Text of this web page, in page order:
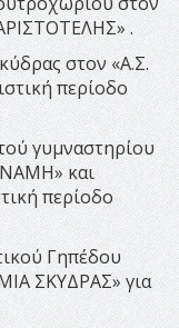
.
στον «Α.Σ.
περίοδο
γυμναστηρίου
και
περίοδο
Γηπέδου
ΣΚΥΔΡΑΣ» για